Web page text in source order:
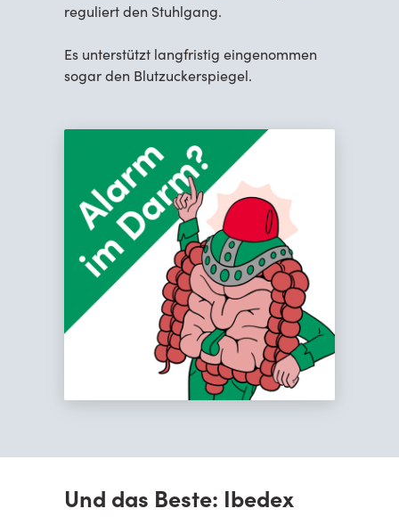
reguliert den Stuhlgang.
Es unterstützt langfristig eingenommen
sogar den Blutzuckerspiegel.
Und das Beste: Ibedex